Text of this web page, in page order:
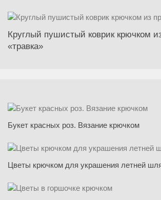
Круглый пушистый коврик крючком
«травка»
Букет красных роз. Вязание крючком
Цветы крючком для украшения летней